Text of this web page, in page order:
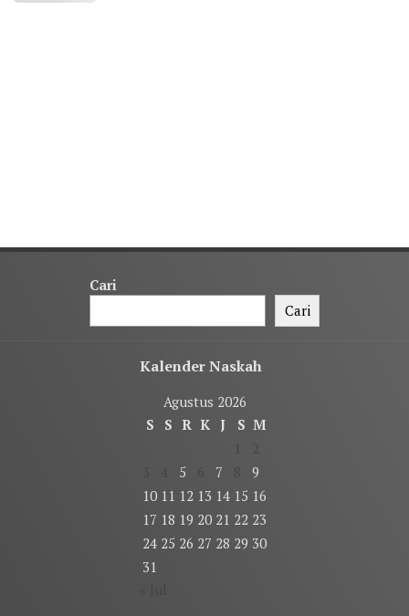
Cari
Cari
Kalender Naskah
Agustus 2026
S
S R K J S M
5 7
9
10 11 12 13 14 15 16
17 18 19 20 21 22 23
24 25 26 27 28 29 30
31